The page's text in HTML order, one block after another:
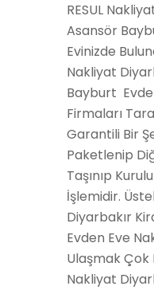
RESUL
Asansör
Evinizde
Nakliyat
Bayburt
Firmaları
Garantili Bir
Paketlenip
Taşınıp
İşlemidir.
Diyarbakır
Evden Eve
Ulaşmak Çok
Nakliyat